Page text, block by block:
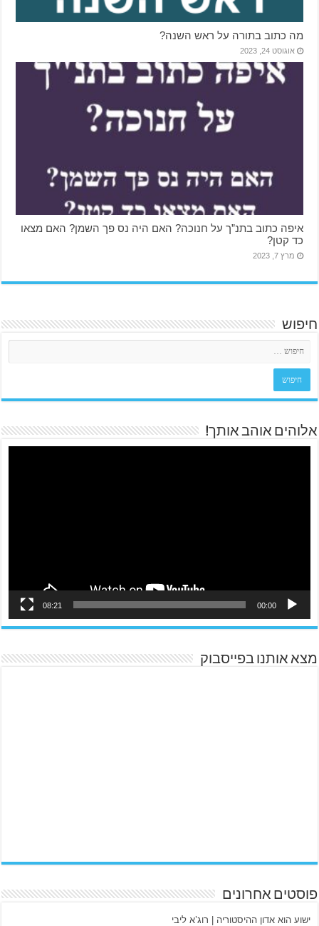
מה כתוב בתורה על ראש השנה?
אוגוסט 24, 2023
איפה כתוב בתנ”ך על חנוכה? האם היה נס פך השמן? האם מצאו
כד קטן?
מרץ 7, 2023
חיפוש
אלוהים אוהב אותך!
00:00
08:21
מצא אותנו בפייסבוק
פוסטים אחרונים
ישוע הוא אדון ההיסטוריה | רוג’א ליבי